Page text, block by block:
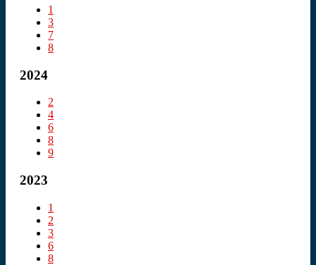
1
3
7
8
2024
2
4
6
8
9
2023
1
2
3
6
8